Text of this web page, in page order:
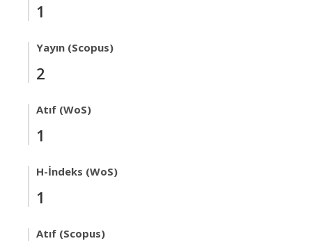
1
Yayın (Scopus)
2
Atıf (WoS)
1
H-İndeks (WoS)
1
Atıf (Scopus)